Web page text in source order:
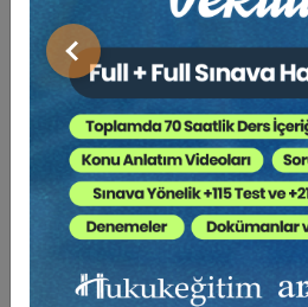
Önceki
Tüketici Hukuku Enstitüsü